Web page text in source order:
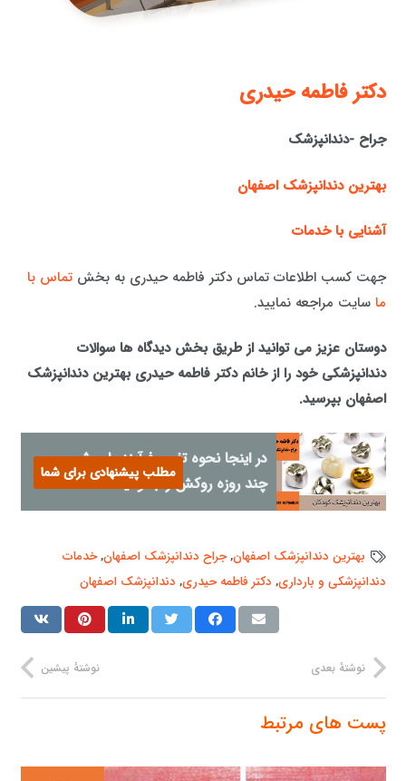
دكتر فاطمه حيدری
جراح -دندانپزشک
بهترین دندانپزشک اصفهان
آشنایی با خدمات
جهت کسب اطلاعات تماس دکتر فاطمه حیدری به بخشتماس با
ما سایت مراجعه نمایید.
دوستان عزیز می توانید از طریق بخش دیدگاه ها سوالات
دندانپزشکی خود را از خانم دکتر فاطمه حیدری بهترین دندانپزشک
اصفهان بپرسید.
در اینجا نحوه تغییر فرآیند با روش
چند روزه روکش را بخوانید:مطلب پیشنهادی برای شما
بهترین دندانپزشک اصفهان,جراح دندانپزشک اصفهان,خدمات
دندانپزشکی و بارداری, دکتر فاطمه حیدری, دندانپزشک اصفهان
نوشتهٔ پیشین نوشتهٔ بعدی
پست های مرتبط